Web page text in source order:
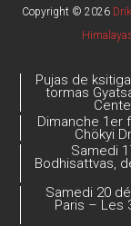
Copyright © 2026
Pujas de
tormas
Dimanche 1er
Chökyi
Samedi
Bodhisattvas,
Samedi 20
Paris – Les